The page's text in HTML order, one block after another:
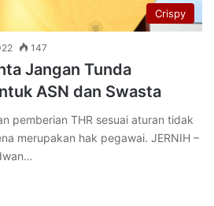
Crispy
147
Jangan Tunda
ASN dan Swasta
pemberian THR sesuai aturan tidak
merupakan hak pegawai. JERNIH –